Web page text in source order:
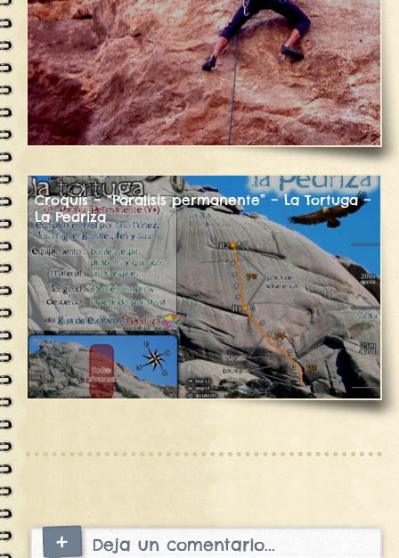
Croquis – “Parálisis permanente” – La Tortuga –
La Pedriza
Deja un comentario...